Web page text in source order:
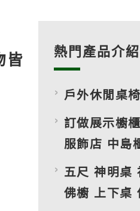
皆 熱門產品介紹
戶外休閒桌
訂做展示櫥
服飾店 中島
五尺 神明桌
佛櫥 上下桌